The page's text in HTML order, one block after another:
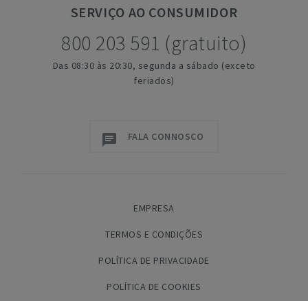
SERVIÇO AO CONSUMIDOR
800 203 591 (gratuito)
Das 08:30 às 20:30, segunda a sábado (exceto
feriados)
FALA CONNOSCO
EMPRESA
TERMOS E CONDIÇÕES
POLÍTICA DE PRIVACIDADE
POLÍTICA DE COOKIES